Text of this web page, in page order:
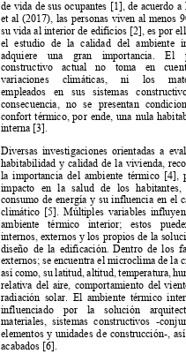
de vida de sus ocupantes [1], de acuerdo a
et al (2017), las personas viven al menos
su vida al interior de edificios [2], es por
el estudio de la calidad del ambiente
adquiere
una gran importancia. El
constructivo
actual no toma en
variaciones
climáticas, ni los
empleados en sus sistemas
consecuencia,
no se presentan
confort térmico, por ende, una nula
interna [3].
Diversas investigaciones orientadas a
habitabilidad y calidad de la vivienda,
la importancia del ambiente térmico [4],
impacto en la salud de los habitantes,
consumo de energía y su influencia en el
climático [5]. Múltiples variables
ambiente
térmico interior; estos
internos, externos y los propios de la
diseño de la edificación. Dentro de los
externos; se encuentra el microclima de la
así como, su latitud, altitud, temperatura,
relativa del aire, comportamiento del
radiación solar. El ambiente térmico
influenciado
por la solución a
materiales, sistemas constructivos -
elementos y unidades de construcción-,
acabados [6].